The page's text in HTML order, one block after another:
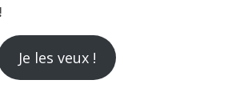
Je les veux !